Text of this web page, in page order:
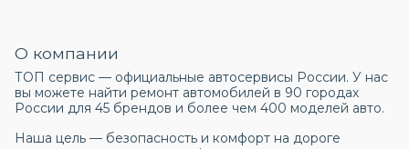
О компании
ТОП сервис — официальные автосервисы России. У нас
вы можете найти ремонт автомобилей в 90 городах
России для 45 брендов и более чем 400 моделей авто.
Наша цель — безопасность и комфорт на дороге